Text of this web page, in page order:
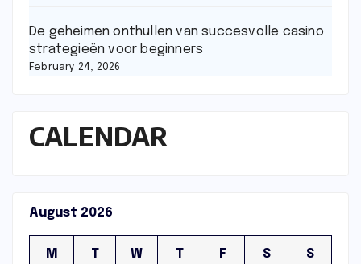
De geheimen onthullen van succesvolle casino
strategieën voor beginners
February 24, 2026
CALENDAR
August 2026
M T W T F S S